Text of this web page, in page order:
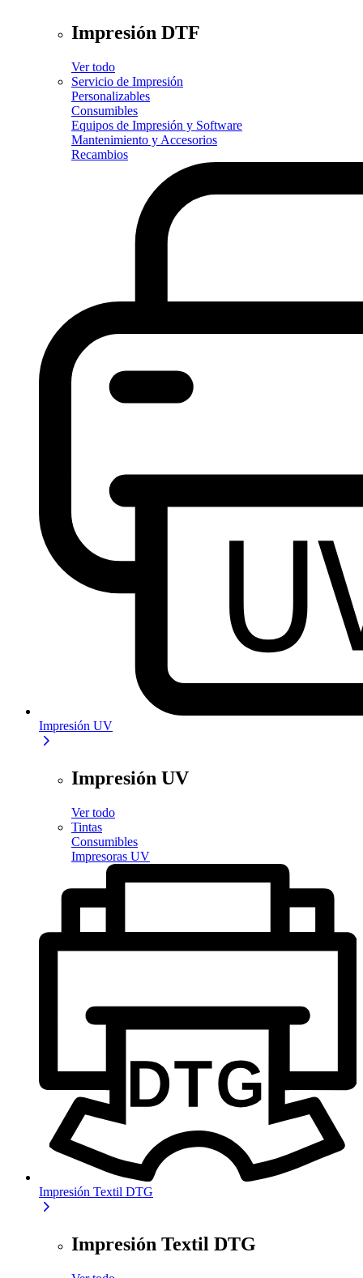
Impresión DTF
Ver todo
Servicio de Impresión
Personalizables
Consumibles
Equipos de Impresión y Software
Mantenimiento y Accesorios
Recambios
Impresión UV
Impresión UV
Ver todo
Tintas
Consumibles
Impresoras UV
Impresión Textil DTG
Impresión Textil DTG